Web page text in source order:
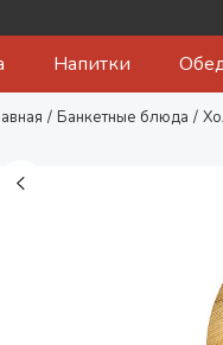
Напитки
/ Банкетные блюда /